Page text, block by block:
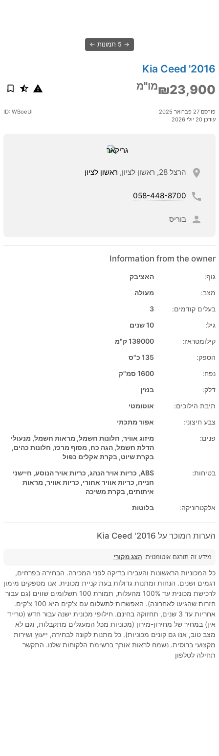
5 תמונות
2016' Kia Ceed
₪23,900מו"מ
פורסם 27 פברואר 2025
עודכן 20 יולי 2026
ID: WBoeUi
הרצל 28, ראשון לציון, ראשון לציון
058-448-8700
בוריס
Information from the owner
גוף:
האציבק
מצב:
מעולה
בעלים קודמים:
3
גיל:
10 שנים
קילומטראז:
139000 ק"מ
הספק:
135 כ"ס
נפח:
1600 סמ"ק
דלק:
בנזין
תיבת הילוכים:
אוטומטי
צבע חיצוני:
אפור מתכתי
פנים:
מיזוג אוויר, חלונות חשמל, מראות חשמל, מנעולי
הדלת חשמל, הגה כח, מסוף מרכז, חלונות כהים,
בקרת שיוט, בקרת אקלים כפול
בטיחות:
ABS, כריות אויר הנהג, כריות אויר הנוסע, חיישני
חנייה, כריות אוויר אחורי, כריות אוויר, מראות
איתותים, בקרת משיכה
אלקטרוניקה:
בלוטות
הערות המוכר על 2016' Kia Ceed
מידע זה תורגם אוטומטית. הצג מקורי
כל המכוניות הראשונות והעבירו בדיקה לפני המכירה. הבחירה בפרחים,
דגמים ושנים. הנחות ומתנות גדולות בעת קניית מכונית. אנו מספקים מימון
לרכישת מכונית עד 100% מהעלות, תמורת 100 תשלומים שווים (גם עבור
חזרות שהגיעו לאחרונה). האפשרות לתשלום עם צ'קים היא 100 צ'קים.
אחריות עד 3 שנים, תחזוקה בחינם. חילופי מכונית ישנה עבור חדש (טרייד
אין) במחיר של מחירון-מירון (מכוניות מכל המעגלים מתקבלות, וגם לא
מצב טוב, אנו גם קונים מכוניות). כל מתנות לקונה לבחירה, ייעוץ ושירות
מקצועי ברוסית. נשמח לראות אותך ברשימת הלקוחות שלנו. התקשר
תחילה לטלפון